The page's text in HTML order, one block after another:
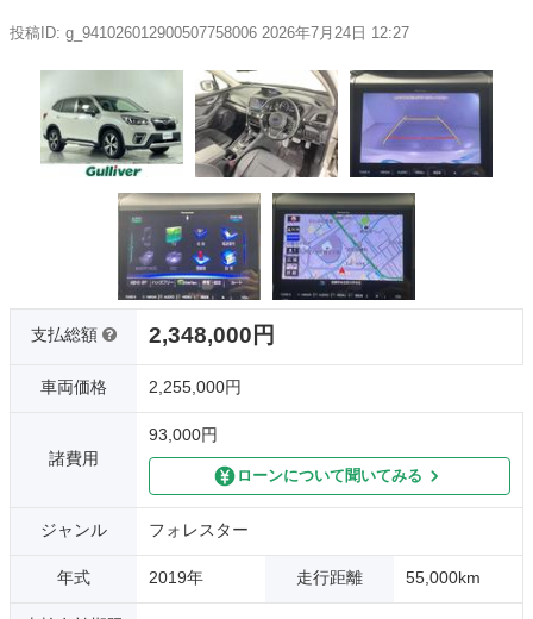
投稿ID: g_941026012900507758006 2026年7月24日 12:27
支払総額 2,348,000円
車両価格 2,255,000円
諸費用
93,000円
ローンについて聞いてみる
ジャンル フォレスター
年式 2019年 走行距離 55,000km